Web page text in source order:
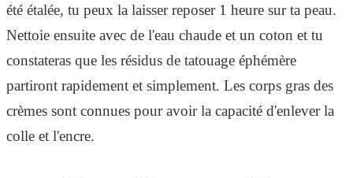
été étalée, tu peux la laisser reposer 1 heure sur ta peau.
Nettoie ensuite avec de l'eau chaude et un coton et tu
constateras que les résidus de tatouage éphémère
partiront rapidement et simplement. Les corps gras des
crèmes sont connues pour avoir la capacité d'enlever la
colle et l'encre.